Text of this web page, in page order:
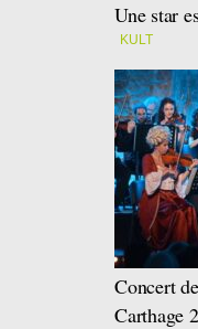
Une star
KULT
Concert
Carthage